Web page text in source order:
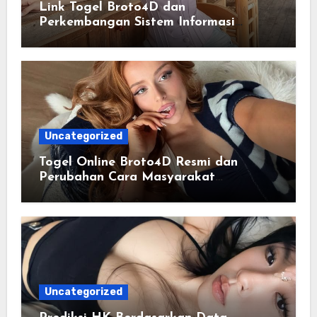
Link Togel Broto4D dan
Perkembangan Sistem Informasi
Digital Masa Kini
Uncategorized
Togel Online Broto4D Resmi dan
Perubahan Cara Masyarakat
Mengakses Informasi Berbasis Data
Uncategorized